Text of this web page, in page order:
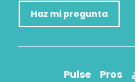
Haz mi pregunta
Pulse Pros